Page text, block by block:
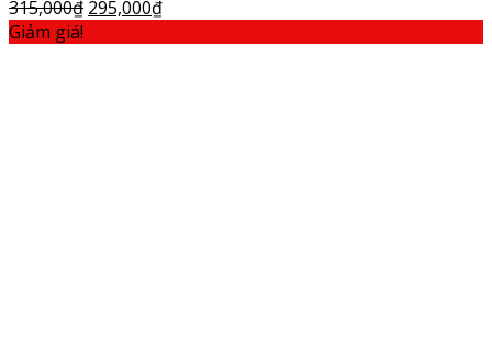
315,000₫ 295,000₫
Giảm giá!